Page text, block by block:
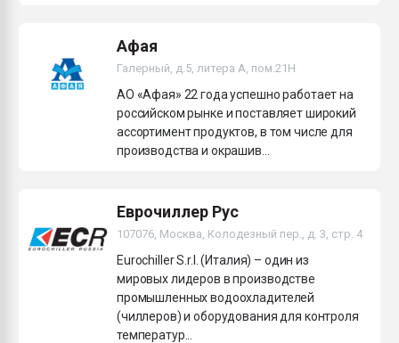
Афая
Галерный, д.5, литера А, пом.21H
АО «Афая» 22 года успешно работает на
российском рынке и поставляет широкий
ассортимент продуктов, в том числе для
производства и окрашив...
Еврочиллер Рус
107076, Москва, Колодезный пер., д. 3, стр. 4
Eurochiller S.r.l. (Италия) – один из
мировых лидеров в производстве
промышленных водоохладителей
(чиллеров) и оборудования для контроля
температур...